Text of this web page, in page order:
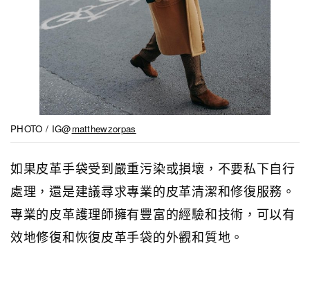
PHOTO / IG@matthewzorpas
如果皮革手袋受到嚴重污染或損壞，不要私下自行
處理，還是建議尋求專業的皮革清潔和修復服務。
專業的皮革護理師擁有豐富的經驗和技術，可以有
效地修復和恢復皮革手袋的外觀和質地。